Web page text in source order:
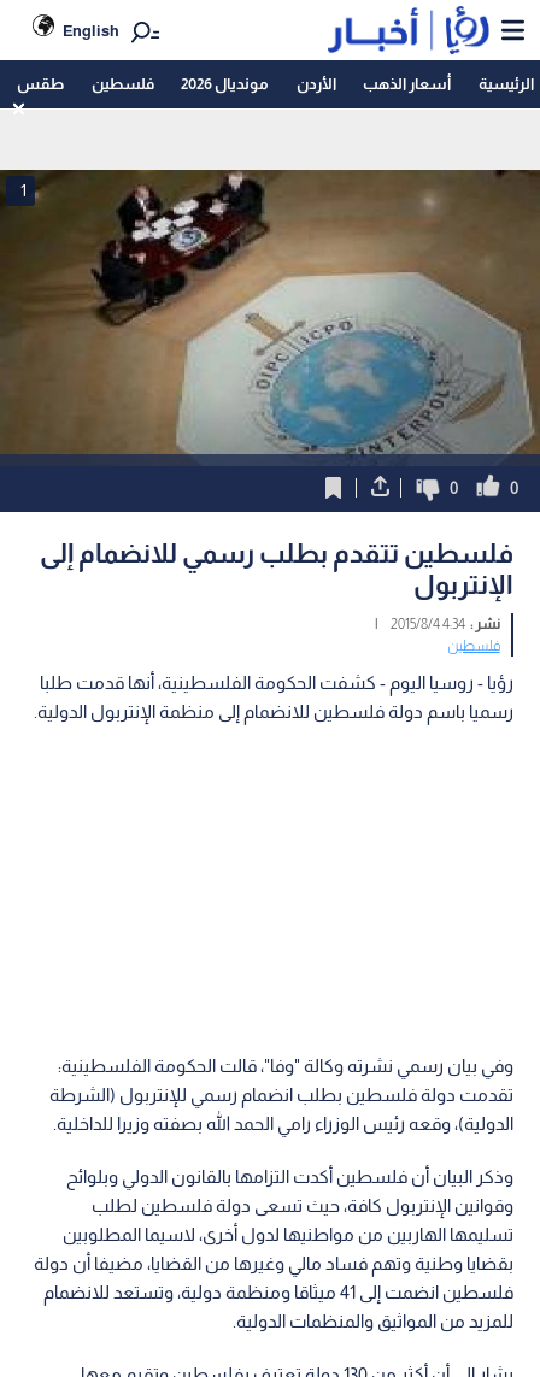
English
الرئيسية أسعار الذهب الأردن مونديال 2026 فلسطين طقس
1
0
0
فلسطين تتقدم بطلب رسمي للانضمام إلى
الإنتربول
نشر :4:34 2015/8/4
|
فلسطين
رؤيا - روسيا اليوم - كشفت الحكومة الفلسطينية، أنها قدمت طلبا
رسميا باسم دولة فلسطين للانضمام إلى منظمة الإنتربول الدولية.
وفي بيان رسمي نشرته وكالة "وفا"، قالت الحكومة الفلسطينية:
تقدمت دولة فلسطين بطلب انضمام رسمي للإنتربول (الشرطة
الدولية)، وقعه رئيس الوزراء رامي الحمد الله بصفته وزيرا للداخلية.
وذكر البيان أن فلسطين أكدت التزامها بالقانون الدولي وبلوائح
وقوانين الإنتربول كافة، حيث تسعى دولة فلسطين لطلب
تسليمها الهاربين من مواطنيها لدول أخرى، لاسيما المطلوبين
بقضايا وطنية وتهم فساد مالي وغيرها من القضايا، مضيفا أن دولة
فلسطين انضمت إلى 41 ميثاقا ومنظمة دولية، وتستعد للانضمام
للمزيد من المواثيق والمنظمات الدولية.